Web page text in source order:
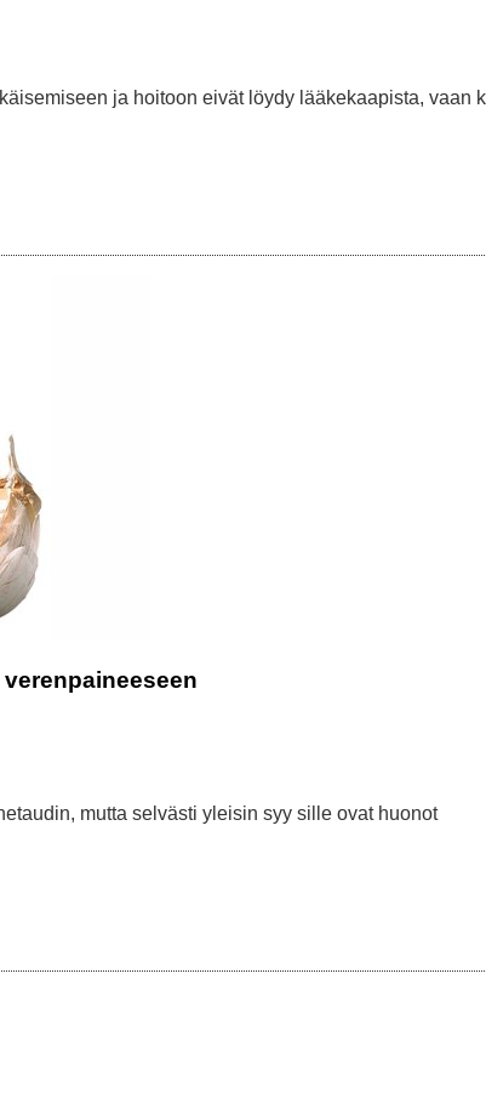
ja hoitoon eivät löydy lääkekaapista, vaan
mutta selvästi yleisin syy sille ovat huonot